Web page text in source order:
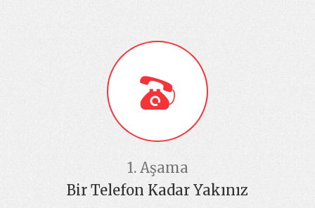
1. Aşama
Bir Telefon Kadar Yakınız